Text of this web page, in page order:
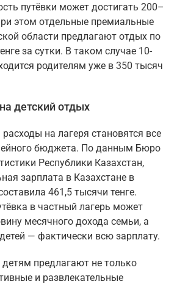
путёвки может достигать 200–
этом отдельные премиальные
области предлагают отдых по
за сутки. В таком случае 10-
родителям уже в 350 тысяч
детский отдых
на лагеря становятся все
бюджета. По данным Бюро
Республики Казахстан,
зарплата в Казахстане в
461,5 тысячи тенге.
в частный лагерь может
месячного дохода семьи, а
— фактически всю зарплату.
детям предлагают не только
и развлекательные